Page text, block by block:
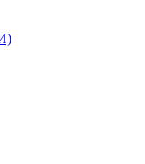
ПАЛЬНОГО